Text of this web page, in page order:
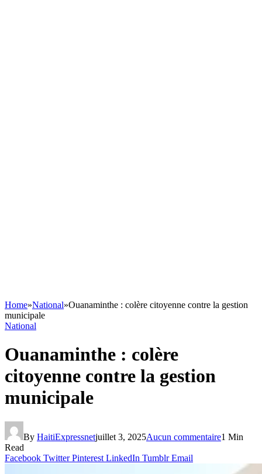
Home»National»Ouanaminthe : colère citoyenne contre la gestion
municipale
National
Ouanaminthe : colère
citoyenne contre la gestion
municipale
By HaitiExpressnetjuillet 3, 2025Aucun commentaire1 Min
Read
Facebook Twitter Pinterest LinkedIn Tumblr Email